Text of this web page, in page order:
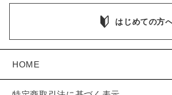
はじめての方
HOME